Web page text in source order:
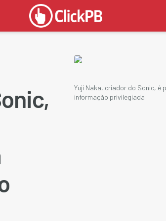
Yuji Naka, criador do Sonic, é
informação privilegiada